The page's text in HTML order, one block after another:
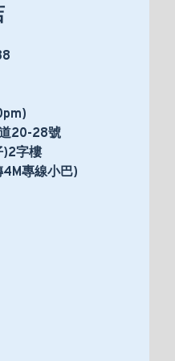
20-28號
)2字樓
專線小巴)